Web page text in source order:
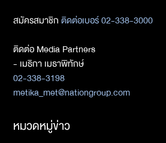
สมัครสมาชิกติดต่อเบอร์ 02-338-3000
ติดต่อ Media Partners
- เมธิกา เมธาพิทักษ์
02-338-3198
metika_met@nationgroup.com
หมวดหมู่ข่าว